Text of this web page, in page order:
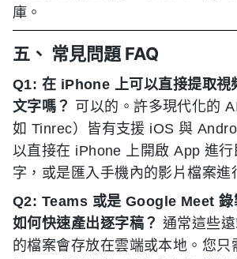
庫。
五、 常見問題 FAQ
Q1: 在 iPhone 上可以直接提取視
文字嗎？ 可以的。許多現代化的
如 Tinrec）皆有支援 iOS 與
以直接在 iPhone 上開啟 App 進
字，或是匯入手機內的影片檔案進
Q2: Teams 或是 Google Meet 錄
如何快速產出逐字稿？ 通常這些
的檔案會存放在雲端或本地。您只